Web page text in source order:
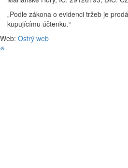
„Podle zákona o evidenci tržeb je
kupujícímu účtenku.“
Web: Ostrý web